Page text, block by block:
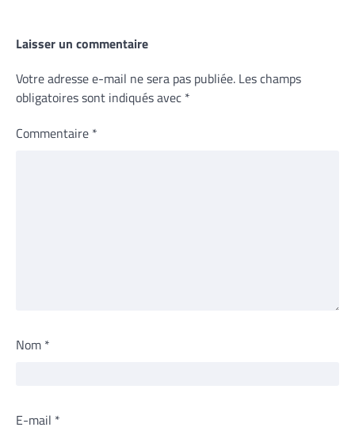
Laisser un commentaire
Votre adresse e-mail ne sera pas publiée. Les champs
obligatoires sont indiqués avec *
Commentaire *
Nom *
E-mail *